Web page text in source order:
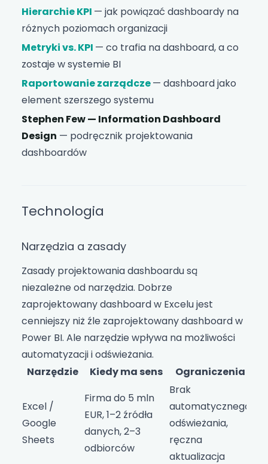
Hierarchie KPI — jak powiązać dashboardy na
różnych poziomach organizacji
Metryki vs. KPI — co trafia na dashboard, a co
zostaje w systemie BI
Raportowanie zarządcze— dashboard jako
element szerszego systemu
Stephen Few — Information Dashboard
Design — podręcznik projektowania
dashboardów
Technologia
Narzędzia a zasady
Zasady projektowania dashboardu są
niezależne od narzędzia. Dobrze
zaprojektowany dashboard w Excelu jest
cenniejszy niż źle zaprojektowany dashboard w
Power BI. Ale narzędzie wpływa na możliwości
automatyzacji i odświeżania.
Narzędzie
Kiedy ma sens Ograniczenia
Excel /
Google
Sheets
Firma do 5 mln
EUR, 1–2 źródła
danych, 2–3
odbiorców
Brak
automatycznego
odświeżania,
ręczna
aktualizacja